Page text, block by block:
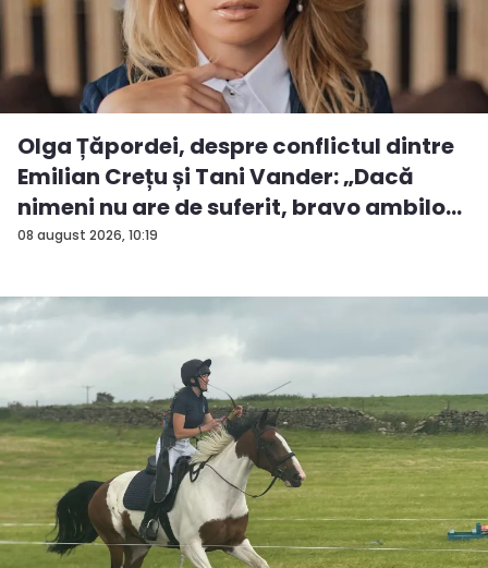
08 august 2026, 10:19
Olga Țăpordei, despre conflictul dintre
Emilian Crețu și Tani Vander: „Dacă
nimeni nu are de suferit, bravo ambilo...